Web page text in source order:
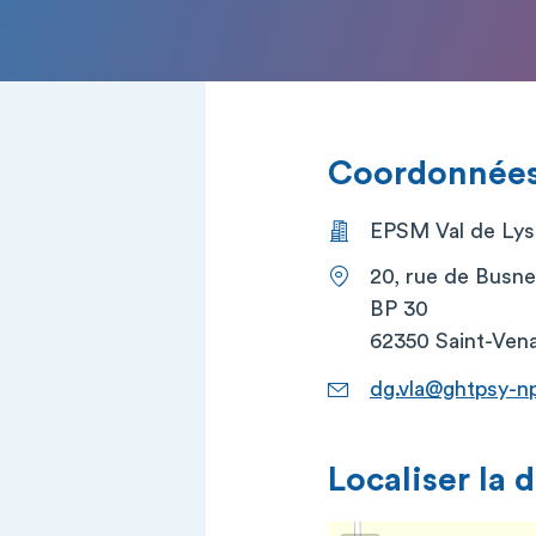
EPSM Val de
20, rue de
BP 30
62350 Saint-
dg.vla@ghtpsy-
Localiser la